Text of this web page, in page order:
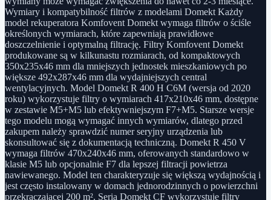
Wymiary i kompatybilność filtrów z modelami Domekt Każdy
model rekuperatora Komfovent Domekt wymaga filtrów o ściśle
określonych wymiarach, które zapewniają prawidłowe
doszczelnienie i optymalną filtrację. Filtry Komfovent Domekt
produkowane są w kilkunastu rozmiarach, od kompaktowych
350x235x46 mm dla mniejszych jednostek mieszkaniowych po
większe 492x287x46 mm dla wydajniejszych central
wentylacyjnych. Model Domekt R 400 H C6M (wersja od 2020
roku) wykorzystuje filtry o wymiarach 417x210x46 mm, dostępne
w zestawie M5+M5 lub efektywniejszym F7+M5. Starsze wersje
tego modelu mogą wymagać innych wymiarów, dlatego przed
zakupem należy sprawdzić numer seryjny urządzenia lub
skonsultować się z dokumentacją techniczną. Domekt R 450 V
wymaga filtrów 470x240x46 mm, oferowanych standardowo w
klasie M5 lub opcjonalnie F7 dla lepszej filtracji powietrza
nawiewanego. Model ten charakteryzuje się większą wydajnością i
jest często instalowany w domach jednorodzinnych o powierzchni
przekraczającej 200 m². Seria Domekt CF wykorzystuje filtry